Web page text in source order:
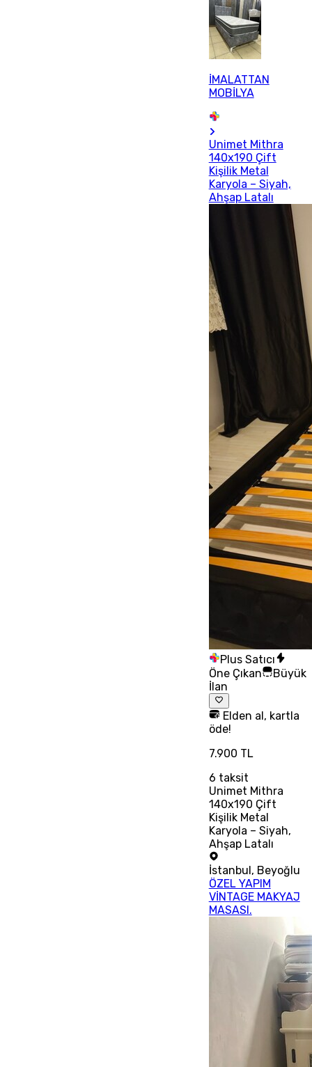
İMALATTAN
MOBİLYA
Unimet Mithra
140x190 Çift
Kişilik Metal
Karyola – Siyah,
Ahşap Latalı
Plus Satıcı
Öne Çıkan
Büyük
İlan
Elden al, kartla
öde!
7.900 TL
6 taksit
Unimet Mithra
140x190 Çift
Kişilik Metal
Karyola – Siyah,
Ahşap Latalı
İstanbul , Beyoğlu
ÖZEL YAPIM
VİNTAGE MAKYAJ
MASASI.